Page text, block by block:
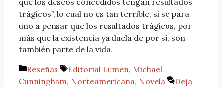
trágicos”, lo cual no es tan terrible, si se para
uno a pensar que los resultados trágicos, por
más que la existencia ya duela de por sí, son
también parte de la vida.
Reseñas
Editorial Lumen, Michael
Cunningham, Norteamericana, Novela
Deja